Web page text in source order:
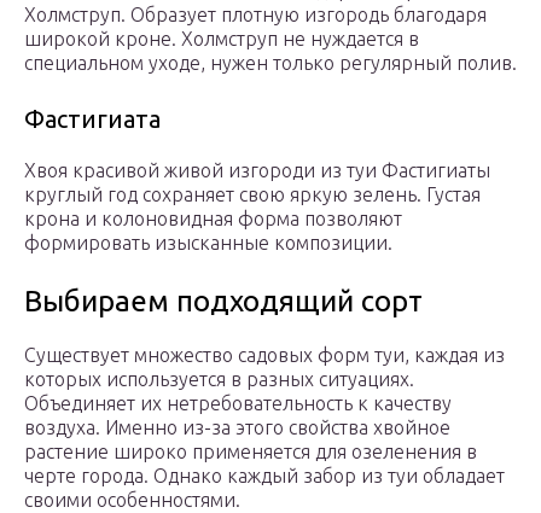
Холмструп. Образует плотную изгородь благодаря
широкой кроне. Холмструп не нуждается в
специальном уходе, нужен только регулярный полив.
Фастигиата
Хвоя красивой живой изгороди из туи Фастигиаты
круглый год сохраняет свою яркую зелень. Густая
крона и колоновидная форма позволяют
формировать изысканные композиции.
Выбираем подходящий сорт
Существует множество садовых форм туи, каждая из
которых используется в разных ситуациях.
Объединяет их нетребовательность к качеству
воздуха. Именно из-за этого свойства хвойное
растение широко применяется для озеленения в
черте города. Однако каждый забор из туи обладает
своими особенностями.